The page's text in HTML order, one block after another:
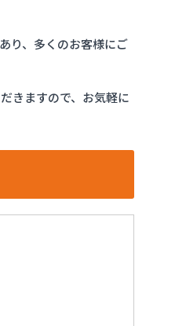
り、多くのお客様にご
きますので、お気軽に